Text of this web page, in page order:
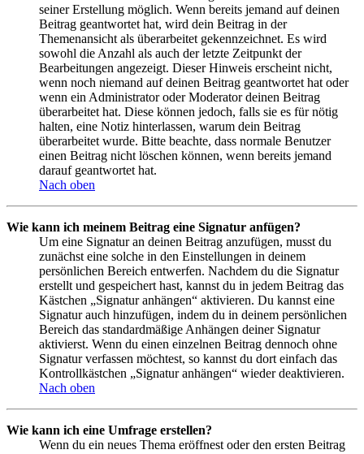
seiner Erstellung möglich. Wenn bereits jemand auf deinen
Beitrag geantwortet hat, wird dein Beitrag in der
Themenansicht als überarbeitet gekennzeichnet. Es wird
sowohl die Anzahl als auch der letzte Zeitpunkt der
Bearbeitungen angezeigt. Dieser Hinweis erscheint nicht,
wenn noch niemand auf deinen Beitrag geantwortet hat oder
wenn ein Administrator oder Moderator deinen Beitrag
überarbeitet hat. Diese können jedoch, falls sie es für nötig
halten, eine Notiz hinterlassen, warum dein Beitrag
überarbeitet wurde. Bitte beachte, dass normale Benutzer
einen Beitrag nicht löschen können, wenn bereits jemand
darauf geantwortet hat.
Nach oben
Wie kann ich meinem Beitrag eine Signatur anfügen?
Um eine Signatur an deinen Beitrag anzufügen, musst du
zunächst eine solche in den Einstellungen in deinem
persönlichen Bereich entwerfen. Nachdem du die Signatur
erstellt und gespeichert hast, kannst du in jedem Beitrag das
Kästchen „Signatur anhängen“ aktivieren. Du kannst eine
Signatur auch hinzufügen, indem du in deinem persönlichen
Bereich das standardmäßige Anhängen deiner Signatur
aktivierst. Wenn du einen einzelnen Beitrag dennoch ohne
Signatur verfassen möchtest, so kannst du dort einfach das
Kontrollkästchen „Signatur anhängen“ wieder deaktivieren.
Nach oben
Wie kann ich eine Umfrage erstellen?
Wenn du ein neues Thema eröffnest oder den ersten Beitrag